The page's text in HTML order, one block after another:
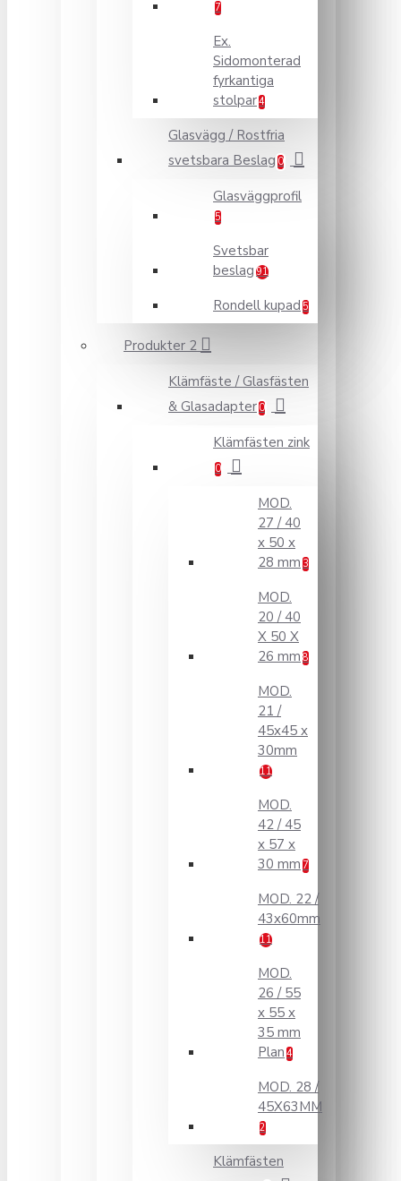
7
Ex.
Sidomonterad
fyrkantiga
stolpar4
Glasvägg / Rostfria
svetsbara Beslag 0
Glasväggprofil
5
Svetsbar
beslag 91
Rondell kupad 5
Produkter 2
Klämfäste / Glasfästen
& Glasadapter 0
Klämfästen zink
0
MOD.
27 / 40
x 50 x
28 mm 3
MOD.
20 / 40
X 50 X
26 mm 8
MOD.
21 /
45x45 x
30mm
11
MOD.
42 / 45
x 57 x
30 mm 7
MOD. 22 /
43x60mm
11
MOD.
26 / 55
x 55 x
35 mm
Plan 4
MOD. 28 /
45X63MM
2
Klämfästen